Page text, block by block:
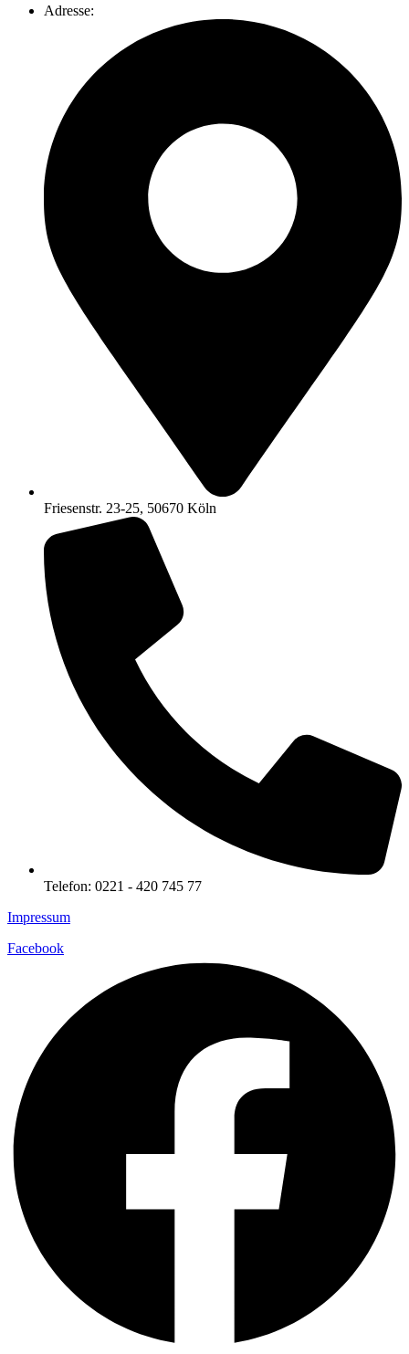
Adresse:
Friesenstr. 23-25, 50670 Köln
Telefon: 0221 - 420 745 77
Impressum
Facebook